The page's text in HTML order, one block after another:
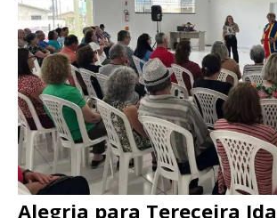
Alegria para Tereceira